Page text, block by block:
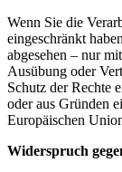
Wenn Sie die
eingeschränkt
abgesehen – nur
Ausübung oder
Schutz der Rechte
oder aus Gründen
Europäischen
Widerspruch